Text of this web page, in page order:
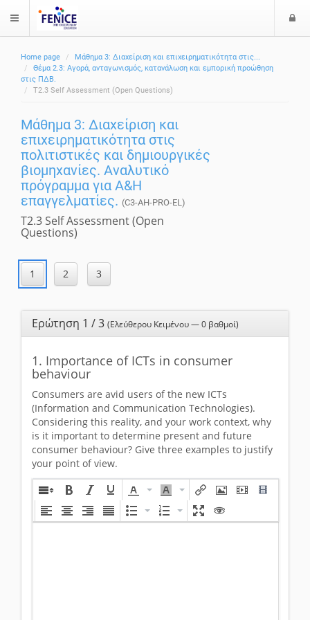
Home page
Μάθημα 3: Διαχείριση και επιχειρηματικότητα στις...
Θέμα 2.3: Αγορά, ανταγωνισμός, κατανάλωση και εμπορική προώθηση
στις ΠΔΒ.
T2.3 Self Assessment (Open Questions)
Μάθημα 3: Διαχείριση και
επιχειρηματικότητα στις
πολιτιστικές και δημιουργικές
βιομηχανίες. Αναλυτικό
πρόγραμμα για A&H
επαγγελματίες. (C3-AH-PRO-EL)
T2.3 Self Assessment (Open
Questions)
Ερώτηση 1 / 3 (Ελεύθερου Κειμένου — 0 βαθμοί)
1. Importance of ICTs in consumer
behaviour
Consumers are avid users of the new ICTs
(Information and Communication Technologies).
Considering this reality, and your work context, why
is it important to determine present and future
consumer behaviour? Give three examples to justify
your point of view.